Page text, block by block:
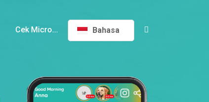
Cek Micro... Bahasa